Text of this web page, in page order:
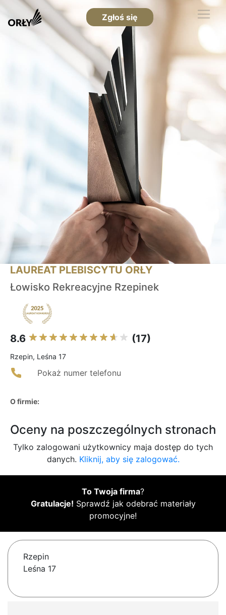
Zgłoś się
LAUREAT PLEBISCYTU ORŁY
Łowisko Rekreacyjne Rzepinek
8.6 (17)
Rzepin, Leśna 17
Pokaż numer telefonu
O firmie:
Oceny na poszczególnych stronach
Tylko zalogowani użytkownicy maja dostęp do tych
danych. Kliknij, aby się zalogować.
To Twoja firma?
Gratulacje! Sprawdź jak odebrać materiały
promocyjne!
Rzepin
Leśna 17